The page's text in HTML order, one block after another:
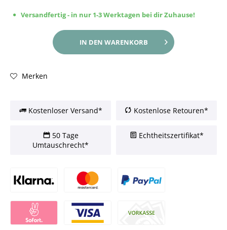
Versandfertig - in nur 1-3 Werktagen bei dir Zuhause!
IN DEN WARENKORB
Merken
Kostenloser Versand* Kostenlose Retouren*
50 Tage
Umtauschrecht*
Echtheitszertifikat*